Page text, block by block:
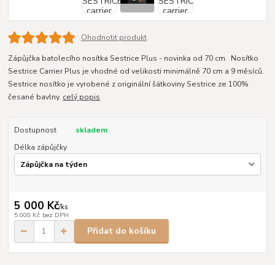
Ohodnotit produkt
Zápůjčka batolecího nosítka Sestrice Plus - novinka od 70 cm. Nosítko
Sestrice Carrier Plus je vhodné od velikosti minimálně 70 cm a 9 měsíců.
Sestrice nosítko je vyrobené z originální šátkoviny Sestrice ze 100%
česané bavlny. celý popis
Dostupnost
skladem
Délka zápůjčky
5 000 Kč/ks
5 000 Kč bez DPH
Přidat do košíku